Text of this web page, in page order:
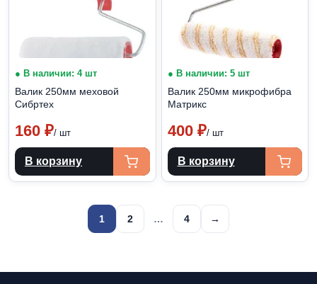
● В наличии: 4 шт
Валик 250мм меховой
Сибртех
160 ₽/ шт
В корзину
● В наличии: 5 шт
Валик 250мм микрофибра
Матрикс
400 ₽/ шт
В корзину
Пагинация
записей
1 2 … 4 →